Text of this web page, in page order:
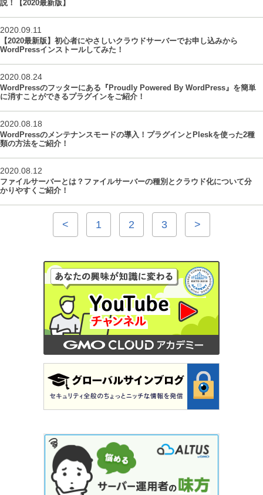
説！【2020最新版】
2020.09.11
【2020最新版】初心者にやさしいクラウドサーバーでお申し込みから
WordPressインストールしてみた！
2020.08.24
WordPressのフッターにある『Proudly Powered By WordPress』を簡単
に消すことができるプラグインをご紹介！
2020.08.18
WordPressのメンテナンスモードの導入！プラグインとPleskを使った2種
類の方法をご紹介！
2020.08.12
ファイルサーバーとは？ファイルサーバーの種別とクラウド化について分
かりやすくご紹介！
< 1 2 3 >